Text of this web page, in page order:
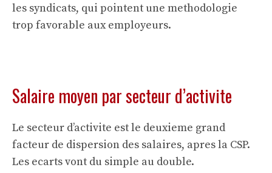
les syndicats, qui pointent une methodologie
trop favorable aux employeurs.
Salaire moyen par secteur d’activite
Le secteur d’activite est le deuxieme grand
facteur de dispersion des salaires, apres la CSP.
Les ecarts vont du simple au double.